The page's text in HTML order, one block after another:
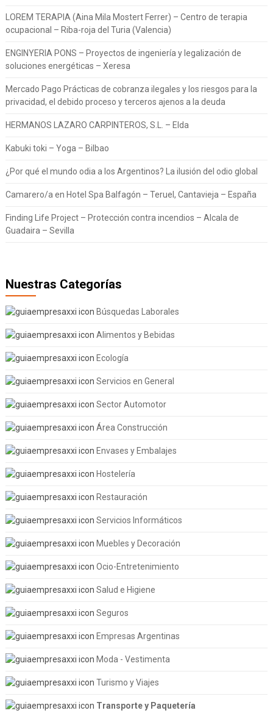
LOREM TERAPIA (Aina Mila Mostert Ferrer) – Centro de terapia
ocupacional – Riba-roja del Turia (Valencia)
ENGINYERIA PONS – Proyectos de ingeniería y legalización de
soluciones energéticas – Xeresa
Mercado Pago Prácticas de cobranza ilegales y los riesgos para la
privacidad, el debido proceso y terceros ajenos a la deuda
HERMANOS LAZARO CARPINTEROS, S.L. – Elda
Kabuki toki – Yoga – Bilbao
¿Por qué el mundo odia a los Argentinos? La ilusión del odio global
Camarero/a en Hotel Spa Balfagón – Teruel, Cantavieja – España
Finding Life Project – Protección contra incendios – Alcala de
Guadaira – Sevilla
Nuestras Categorías
Búsquedas Laborales
Alimentos y Bebidas
Ecología
Servicios en General
Sector Automotor
Área Construcción
Envases y Embalajes
Hostelería
Restauración
Servicios Informáticos
Muebles y Decoración
Ocio-Entretenimiento
Salud e Higiene
Seguros
Empresas Argentinas
Moda - Vestimenta
Turismo y Viajes
Transporte y Paquetería